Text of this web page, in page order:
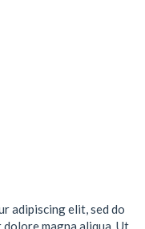
adipiscing elit, sed do
magna aliqua. Ut